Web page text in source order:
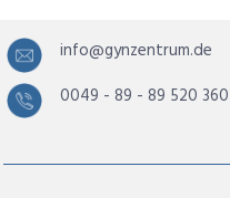
info@gynzentrum.de
0049 - 89 - 89 520 360